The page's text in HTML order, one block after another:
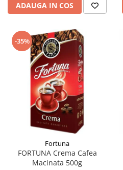
ADAUGA IN COS
-35%
Fortuna
FORTUNA Crema Cafea
Macinata 500g